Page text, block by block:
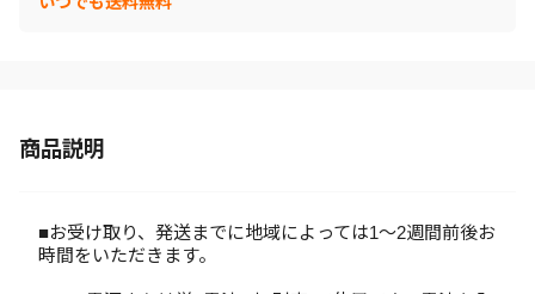
商品説明
■お受け取り、発送までに地域によっては1～2週間前後お
時間をいただきます。